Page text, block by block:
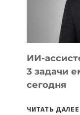
ИИ-
3 задачи
сегодня
ЧИТАТЬ ДАЛЕЕ